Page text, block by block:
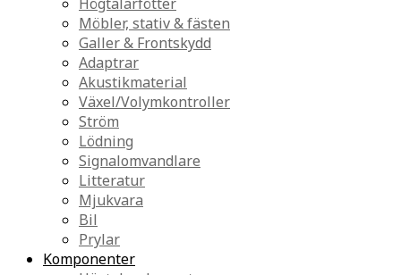
Möbler, stativ & fästen
Galler & Frontskydd
Adaptrar
Akustikmaterial
Växel/Volymkontroller
Ström
Lödning
Signalomvandlare
Litteratur
Mjukvara
Bil
Prylar
Komponenter